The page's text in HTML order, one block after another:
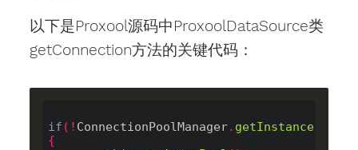
以下是Proxool源码中ProxoolDataSource类
getConnection方法的关键代码：
if (! ConnectionPoolManager. getInstance
{